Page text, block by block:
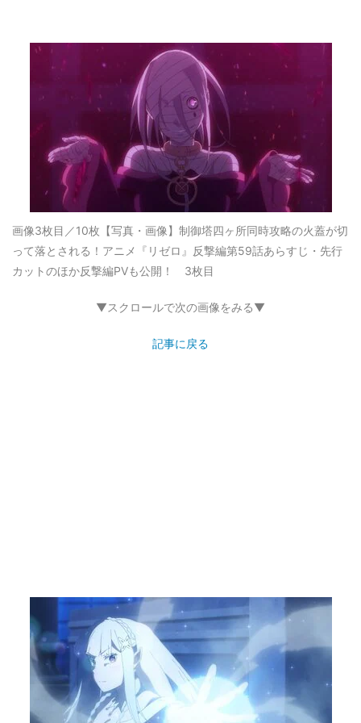
画像3枚目／10枚 【写真・画像】制御塔四ヶ所同時攻略の火蓋が切
って落とされる！アニメ『リゼロ』反撃編第59話あらすじ・先行
カットのほか反撃編PVも公開！ 3枚目
▼スクロールで次の画像をみる▼
記事に戻る